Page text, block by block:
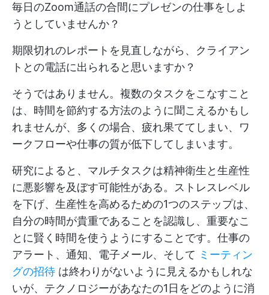
毎日のZoom通話の合間にプレゼンの仕事をしよ
うとしていませんか？
期限切れのレポートを見直しながら、クライアン
トとの電話に出られると思いますか？
そうではありません。複数のタスクをこなすこと
は、時間を節約する方法のように聞こえるかもし
れませんが、多くの場合、疲れ果ててしまい、ワ
ークフローや仕事の質が低下してしまいます。
研究によると、マルチタスクは精神衛生と生産性
に悪影響を及ぼす可能性がある。ストレスレベル
を下げ、生産性を高めるための1つのステップは、
自分の時間が貴重であることを認識し、重要なこ
とに賢く時間を使うようにすることです。仕事の
アラート、通知、電子メール、そして ミーティン
グの招待 は終わりがないように見えるかもしれな
いが、テクノロジーがあなたの1日をどのように消